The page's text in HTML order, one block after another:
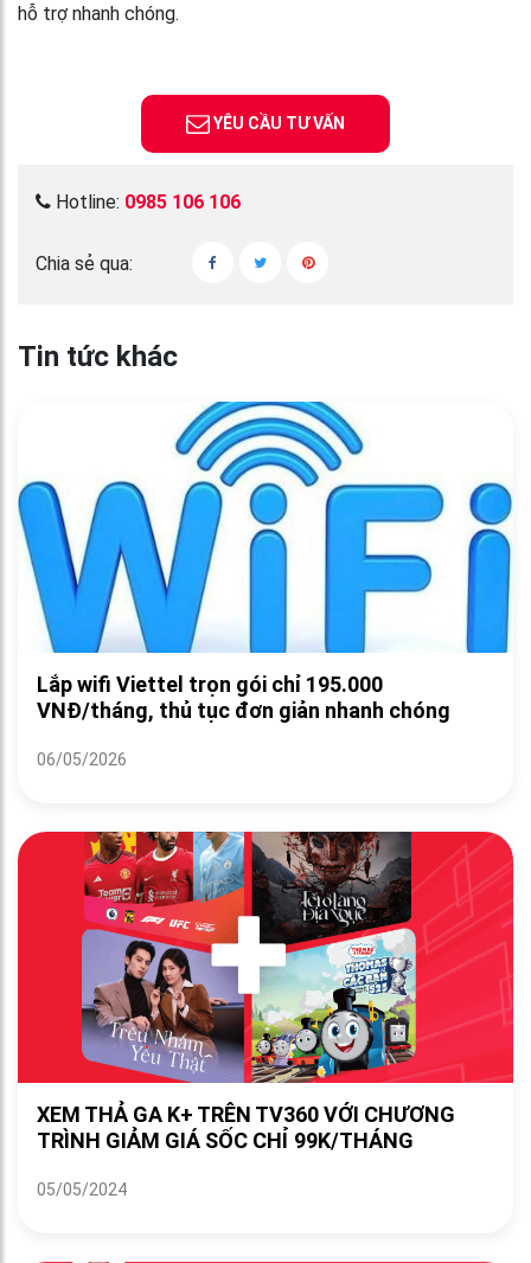
hỗ trợ nhanh chóng.
YÊU CẦU TƯ VẤN
Hotline: 0985 106 106
Chia sẻ qua:
Tin tức khác
Lắp wifi Viettel trọn gói chỉ 195.000
VNĐ/tháng, thủ tục đơn giản nhanh chóng
06/05/2026
XEM THẢ GA K+ TRÊN TV360 VỚI CHƯƠNG
TRÌNH GIẢM GIÁ SỐC CHỈ 99K/THÁNG
05/05/2024